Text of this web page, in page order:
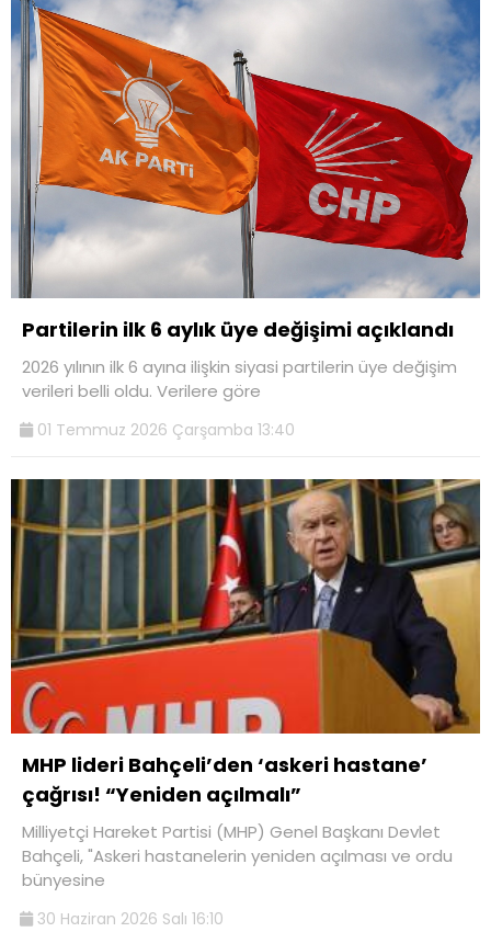
Partilerin ilk 6 aylık üye değişimi açıklandı
2026 yılının ilk 6 ayına ilişkin siyasi partilerin üye değişim
verileri belli oldu. Verilere göre
01 Temmuz 2026 Çarşamba 13:40
MHP lideri Bahçeli’den ‘askeri hastane’
çağrısı! “Yeniden açılmalı”
Milliyetçi Hareket Partisi (MHP) Genel Başkanı Devlet
Bahçeli, "Askeri hastanelerin yeniden açılması ve ordu
bünyesine
30 Haziran 2026 Salı 16:10